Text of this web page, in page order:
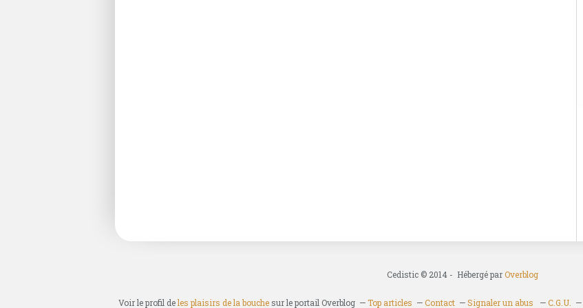
Cedistic © 2014 - Hébergé parOverblog
Voir le profil deles plaisirs de la bouchesur le portail Overblog Top articles Contact Signaler un abus C.G.U.